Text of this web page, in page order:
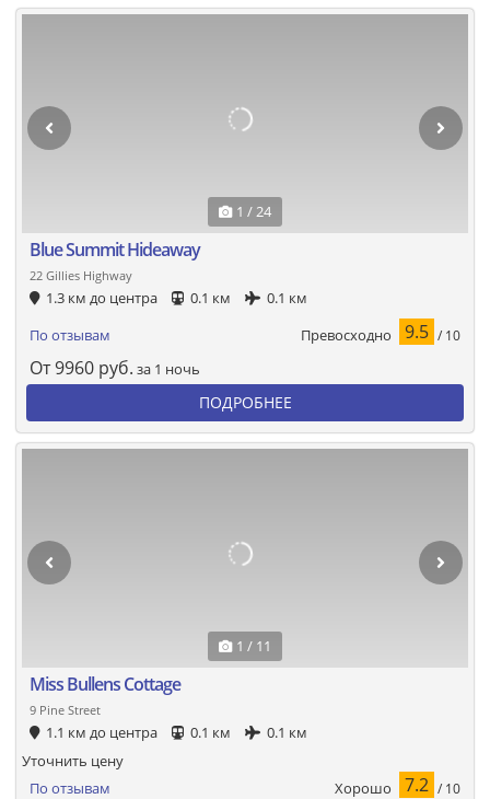
1 / 24
Blue Summit Hideaway
22 Gillies Highway
1.3 км до центра 0.1 км
0.1 км
По отзывам
Превосходно 9.5 / 10
От9960 руб. за 1 ночь
ПОДРОБНЕЕ
1 / 11
Miss Bullens Cottage
9 Pine Street
1.1 км до центра 0.1 км 0.1 км
По отзывам Хорошо 7.2 / 10
Уточнить цену